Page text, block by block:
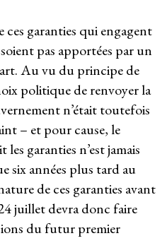
garanties qui engagent
pas apportées par un
Au vu du principe de
politique de renvoyer la
n’était toutefois
– et pour cause, le
garanties n’est jamais
six années plus tard au
de ces garanties avant
juillet devra donc faire
du futur premier